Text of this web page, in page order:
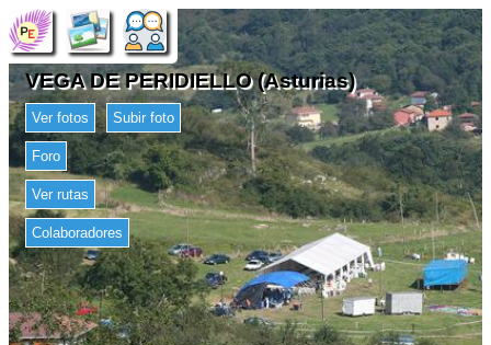
VEGA DE PERIDIELLO (Asturias)
Ver fotos Subir foto
Foro
Ver rutas
Colaboradores